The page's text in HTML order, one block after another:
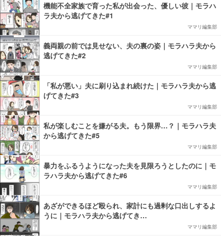
機能不全家族で育った私が出会った、優しい彼｜モラハ
ラ夫から逃げてきた#1
ママリ編集部
義両親の前では見せない、夫の裏の姿｜モラハラ夫から
逃げてきた#2
ママリ編集部
「私が悪い」夫に刷り込まれ続けた｜モラハラ夫から逃
げてきた#3
ママリ編集部
私が楽しむことを嫌がる夫。もう限界…？｜モラハラ夫
から逃げてきた#5
ママリ編集部
暴力をふるうようになった夫を見限ろうとしたのに｜モ
ラハラ夫から逃げてきた#6
ママリ編集部
あざができるほど殴られ、家計にも過剰な口出しするよ
うに｜モラハラ夫から逃げてき…
ママリ編集部